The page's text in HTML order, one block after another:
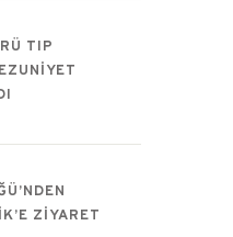
TIP
ZIYARET